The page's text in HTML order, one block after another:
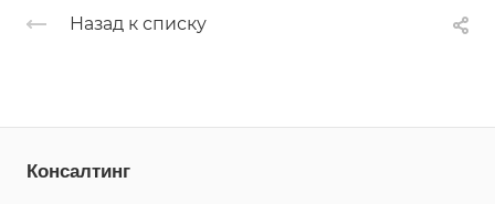
Назад к списку
Консалтинг